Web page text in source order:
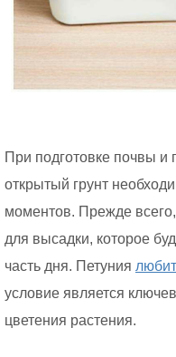
При подготовке почвы и
открытый грунт
моментов. Прежде
для высадки, которое
часть дня. Петуния любит
условие является
цветения растения.